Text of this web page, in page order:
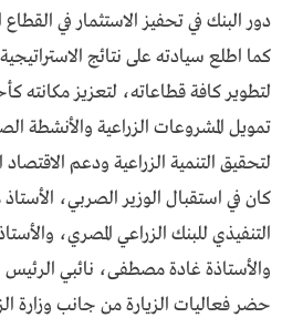
دور البنك في تحفيز الاستثمار في القطاع
كما اطلع سيادته على نتائج
لتطوير كافة قطاعاته، لتعزيز مكانته
تمويل المشروعات الزراعية والأنشطة
لتحقيق التنمية الزراعية ودعم
كان في استقبال الوزير الصربي،
التنفيذي للبنك الزراعي المصري،
والأستاذة غادة مصطفى، نائبي الرئيس
حضر فعاليات الزيارة من جانب وزارة